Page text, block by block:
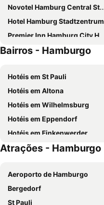
Novotel Hamburg Central Station
Hotel Hamburg Stadtzentrum
Premier Inn Hamburg City Hammerbrook
Innside by Meliá Hamburg Hafen
Premier Inn Hamburg City Klostertor
B&B HOTEL Hamburg-Airport
Le Méridien Hamburg
Moxy Hamburg City
ibis budget Hamburg City Ost
Barceló Hamburg
ibis budget Hamburg Altona
Hotel Continental Hamburg
Bairros - Hamburgo
Hotéis em St Pauli
Hotéis em Altona
Hotéis em Wilhelmsburg
Hotéis em Eppendorf
Hotéis em Finkenwerder
Atrações - Hamburgo
Aeroporto de Hamburgo
Bergedorf
St Pauli